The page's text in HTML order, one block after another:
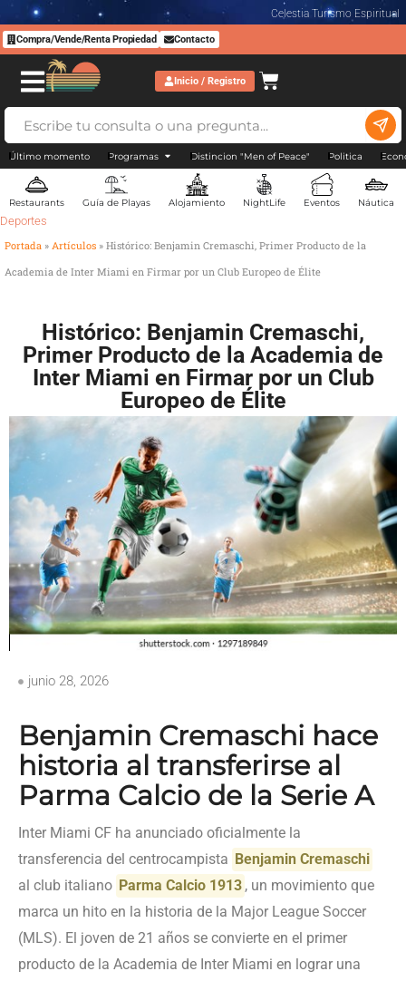
Celestia Turismo Espiritual
Compra/Vende/Renta Propiedad Contacto
Inicio / Registro
Último momento Programas Distincion "Men of Peace" Politica
Restaurants Guía de Playas Alojamiento NightLife Eventos Náutica
Deportes
Portada » Artículos » Histórico: Benjamin Cremaschi, Primer Producto de la
Academia de Inter Miami en Firmar por un Club Europeo de Élite
Histórico: Benjamin Cremaschi,
Primer Producto de la Academia de
Inter Miami en Firmar por un Club
Europeo de Élite
junio 28, 2026
Benjamin Cremaschi hace
historia al transferirse al
Parma Calcio de la Serie A
Inter Miami CF ha anunciado oficialmente la
transferencia del centrocampista Benjamin Cremaschi
al club italiano Parma Calcio 1913 , un movimiento que
marca un hito en la historia de la Major League Soccer
(MLS). El joven de 21 años se convierte en el primer
producto de la Academia de Inter Miami en lograr una